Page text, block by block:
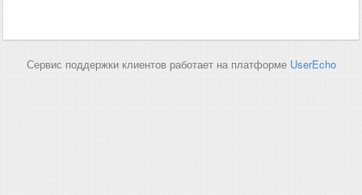
Сервис поддержки клиентов работает на платформе UserEcho